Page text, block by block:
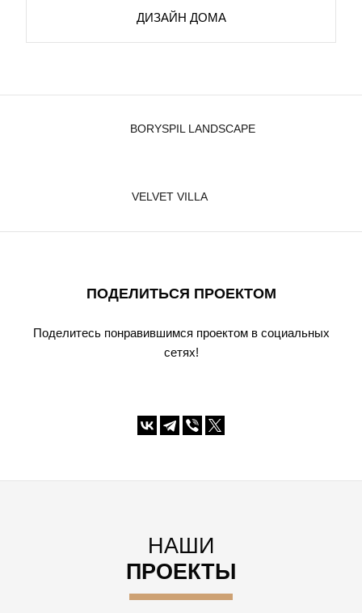
ДИЗАЙН ДОМА
BORYSPIL LANDSCAPE
VELVET VILLA
ПОДЕЛИТЬСЯ ПРОЕКТОМ
Поделитесь понравившимся проектом в социальных
сетях!
НАШИ
ПРОЕКТЫ